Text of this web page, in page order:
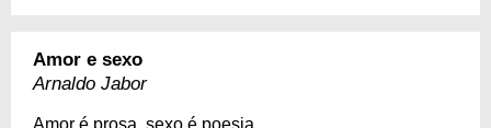
Amor e sexo
Arnaldo Jabor
Amor é prosa, sexo é poesia.